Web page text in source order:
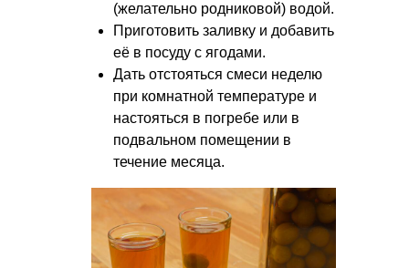
(желательно родниковой) водой.
Приготовить заливку и добавить
её в посуду с ягодами.
Дать отстояться смеси неделю
при комнатной температуре и
настояться в погребе или в
подвальном помещении в
течение месяца.